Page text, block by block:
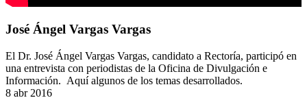
José Ángel Vargas Vargas
El Dr. José Ángel Vargas Vargas, candidato a Rectoría, participó en
una entrevista con periodistas de la Oficina de Divulgación e
Información. Aquí algunos de los temas desarrollados.
8 abr 2016